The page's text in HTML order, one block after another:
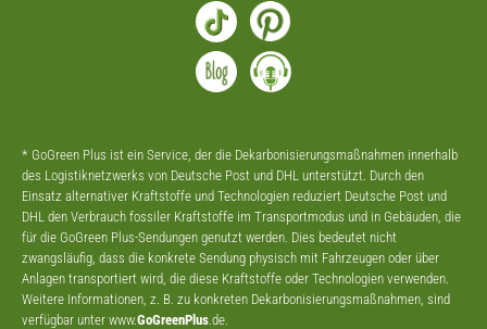
* GoGreen Plus ist ein Service, der die Dekarbonisierungsmaßnahmen innerhalb
des Logistiknetzwerks von Deutsche Post und DHL unterstützt. Durch den
Einsatz alternativer Kraftstoffe und Technologien reduziert Deutsche Post und
DHL den Verbrauch fossiler Kraftstoffe im Transportmodus und in Gebäuden, die
für die GoGreen Plus-Sendungen genutzt werden. Dies bedeutet nicht
zwangsläufig, dass die konkrete Sendung physisch mit Fahrzeugen oder über
Anlagen transportiert wird, die diese Kraftstoffe oder Technologien verwenden.
Weitere Informationen, z. B. zu konkreten Dekarbonisierungsmaßnahmen, sind
verfügbar unter www.GoGreenPlus .de.